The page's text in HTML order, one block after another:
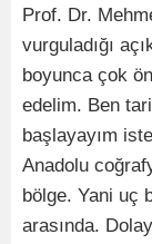
Prof. Dr.
vurguladığı
boyunca çok
edelim. Ben
başlayayım
Anadolu
bölge. Yani uç
arasında.